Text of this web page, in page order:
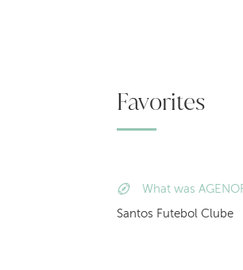
Favorites
What was
Santos Futebol Clube